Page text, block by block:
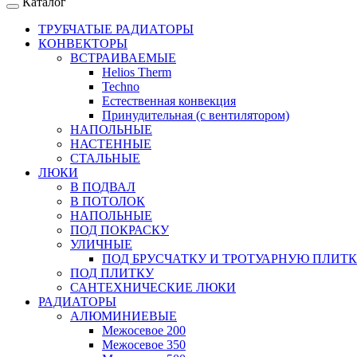
ТРУБЧАТЫЕ РАДИАТОРЫ
КОНВЕКТОРЫ
ВСТРАИВАЕМЫЕ
Helios Therm
Techno
Естественная конвекция
Принудительная (с вентилятором)
НАПОЛЬНЫЕ
НАСТЕННЫЕ
СТАЛЬНЫЕ
ЛЮКИ
В ПОДВАЛ
В ПОТОЛОК
НАПОЛЬНЫЕ
ПОД ПОКРАСКУ
УЛИЧНЫЕ
ПОД БРУСЧАТКУ И ТРОТУАРНУЮ
ПОД ПЛИТКУ
САНТЕХНИЧЕСКИЕ ЛЮКИ
РАДИАТОРЫ
АЛЮМИНИЕВЫЕ
Межосевое 200
Межосевое 350